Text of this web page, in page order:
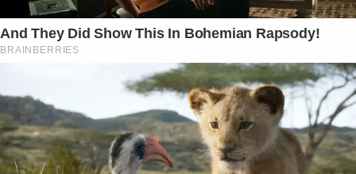
And They Did Show This In Bohemian Rapsody!
BRAINBERRIES